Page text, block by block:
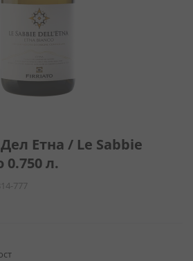
Етна / Le Sabbie
0.750 л.
777